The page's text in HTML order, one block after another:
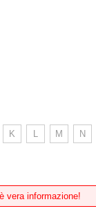
K L M N
vera informazione!